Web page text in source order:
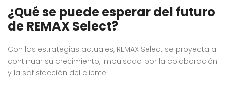
¿Qué se puede esperar del futuro
de REMAX Select?
Con las estrategias actuales, REMAX Select se proyecta a
continuar su crecimiento, impulsado por la colaboración
y la satisfacción del cliente.